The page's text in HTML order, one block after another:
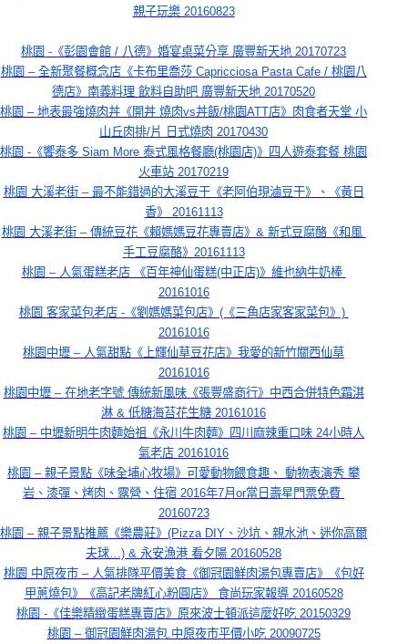
親子玩樂 20160823
桃園 -《彭園會館 / 八德》婚宴桌菜分享 廣豐新天地 20170723
桃園 – 全新聚餐概念店《卡布里喬莎 Capricciosa Pasta Cafe / 桃園八
德店》南義料理 飲料自助吧 廣豐新天地 20170520
桃園 – 地表最強燒肉丼《開丼 燒肉vs丼飯/桃園ATT店》肉食者天堂 小
山丘肉排/片 日式燒肉 20170430
桃園 -《饗泰多 Siam More 泰式風格餐廳(桃園店)》四人遊泰套餐 桃園
火車站 20170219
桃園 大溪老街 – 最不能錯過的大溪豆干《老阿伯現滷豆干》、《黃日
香》 20161113
桃園 大溪老街 – 傳統豆花《賴媽媽豆花專賣店》& 新式豆腐酪《和風
手工豆腐酪》20161113
桃園 – 人氣蛋糕老店 《百年神仙蛋糕(中正店)》維也納牛奶棒
20161016
桃園 客家菜包老店 -《劉媽媽菜包店》(《三角店家客家菜包》)
20161016
桃園中壢 – 人氣甜點《上輝仙草豆花店》我愛的新竹關西仙草
20161016
桃園中壢 – 在地老字號 傳統新風味《張豐盛商行》中西合併特色霜淇
淋 & 低糖海苔花生糖 20161016
桃園 – 中壢新明牛肉麵始祖《永川牛肉麵》四川麻辣重口味 24小時人
氣老店 20161016
桃園 – 親子景點《味全埔心牧場》可愛動物餵食趣、 動物表演秀 攀
岩、漆彈、烤肉、露營、住宿 2016年7月or當日壽星門票免費
20160723
桃園 – 親子景點推薦《樂農莊》(Pizza DIY、沙坑、親水池、迷你高爾
夫球…) & 永安漁港 看夕陽 20160528
桃園 中原夜市 – 人氣排隊平價美食《御冠園鮮肉湯包專賣店》《包好
甲蔥燒包》《高記老牌紅心粉圓店》 食尚玩家報導 20160528
桃園 -《佳樂精緻蛋糕專賣店》原來波士頓派這麼好吃 20150329
桃園 – 御冠園鮮肉湯包.中原夜市平價小吃 20090725